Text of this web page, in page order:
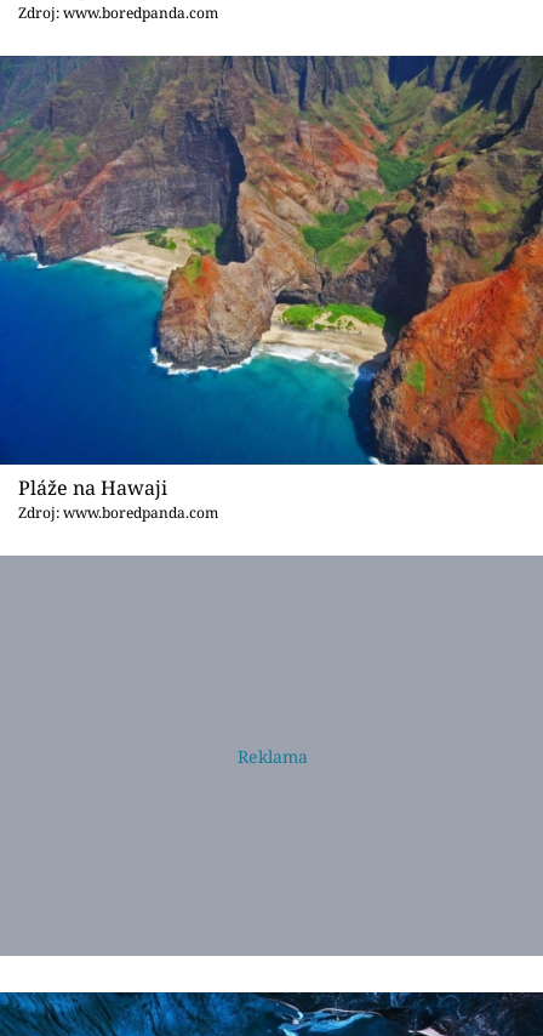
Videa
Sledujte prima+
Přihlášení
Zdroj: www.boredpanda.com
Pláže na Hawaji
Zdroj: www.boredpanda.com